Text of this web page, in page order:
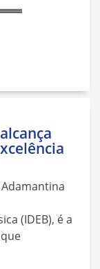
(IDEB), é a